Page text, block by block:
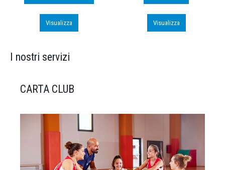
Visualizza Visualizza
I nostri servizi
CARTA CLUB